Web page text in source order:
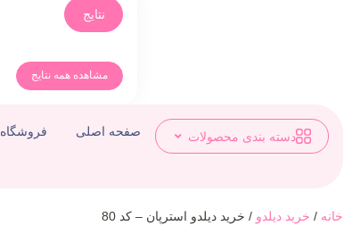
نتایج
مشاهده همه نتایج
دسته بندی محصولات صفحه اصلی فروشگاه
خانه / خرید دیلدو / خرید دیلدو استرپان – کد 80